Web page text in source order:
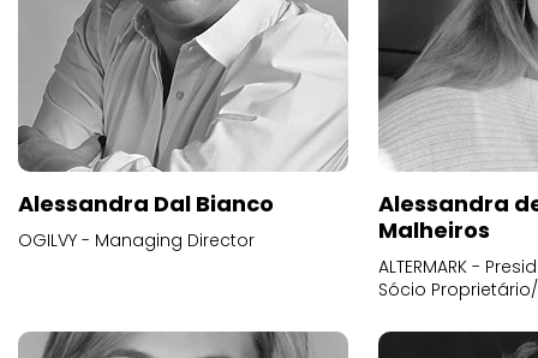
Alessandra Dal Bianco
OGILVY - Managing Director
Alessandra
Malheiros
ALTERMARK -
Sócio